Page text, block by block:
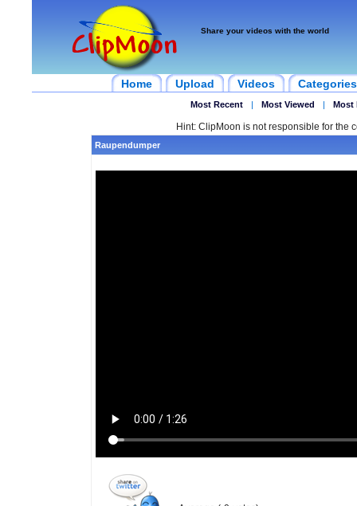
Share your videos with the world
Home Upload Videos Categories
Most Recent | Most Viewed | Most
Hint: ClipMoon is not responsible for the
Raupendumper